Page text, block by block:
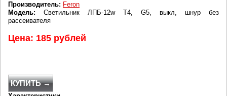
Производитель: Feron
Модель: Светильник ЛПБ-12w Т4, G5, выкл, шнур без
рассеивателя
Цена: 185 рублей
КУПИТЬ →